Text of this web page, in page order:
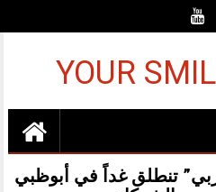
YOUR
تنطلق غداً في أبوظبي